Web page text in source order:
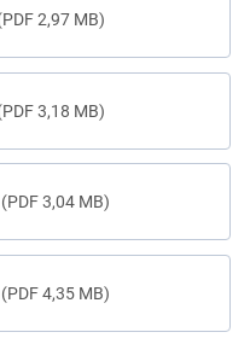
PDF 2,97 MB
PDF 3,18 MB
PDF 3,04 MB
PDF 4,35 MB